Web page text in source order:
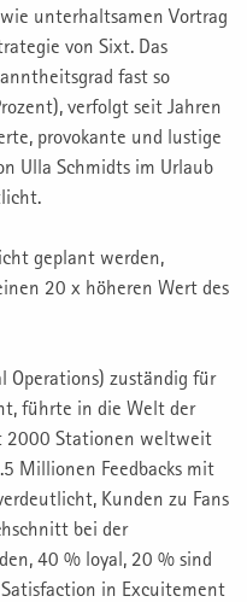
unterhaltsamen Vortrag
von Sixt. Das
fast so
verfolgt seit Jahren
provokante und lustige
Ulla Schmidts im Urlaub
geplant werden,
20 x höheren Wert des
Operations) zuständig für
führte in die Welt der
2000 Stationen weltweit
Millionen Feedbacks mit
Kunden zu Fans
bei der
40 % loyal, 20 % sind
Satisfaction in Excuitement